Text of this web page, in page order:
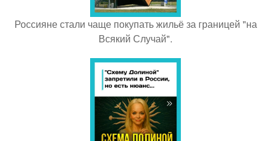
Россияне стали чаще покупать жильё за границей "на
Всякий Случай".